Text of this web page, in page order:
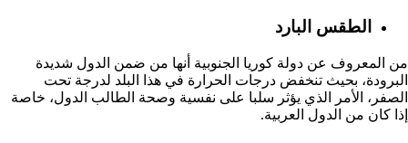
الطقس البارد
من المعروف عن دولة كوريا الجنوبية أنها من ضمن الدول شديدة
البرودة، بحيث تنخفض درجات الحرارة في هذا البلد لدرجة تحت
الصفر، الأمر الذي يؤثر سلبا على نفسية وصحة الطالب الدول، خاصة
إذا كان من الدول العربية.